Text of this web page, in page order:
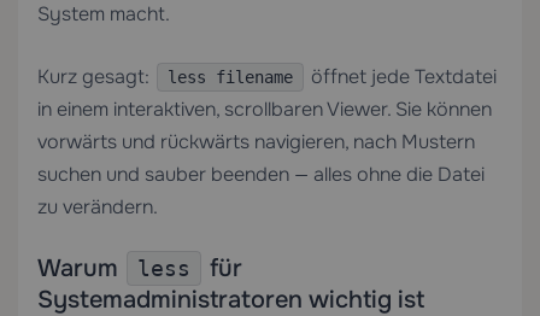
System macht.
Kurz gesagt: less filename
öffnet jede Textdatei
in einem interaktiven, scrollbaren Viewer. Sie können
vorwärts und rückwärts navigieren, nach Mustern
suchen und sauber beenden — alles ohne die Datei
zu verändern.
Warum less
für
Systemadministratoren wichtig ist